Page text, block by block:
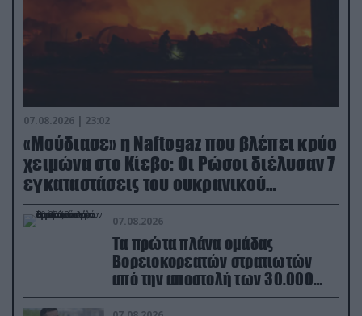
07.08.2026 | 23:02
«Μούδιασε» η Naftogaz που βλέπει κρύο
χειμώνα στο Κίεβο: Οι Ρώσοι διέλυσαν 7
εγκαταστάσεις του ουκρανικού
κολοσσού!
07.08.2026
Τα πρώτα πλάνα ομάδας
Βορειοκορεατών στρατιωτών
από την αποστολή των 30.000
που έφτασαν στη Ρωσία (βίντεο)